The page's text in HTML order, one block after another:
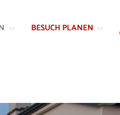
Inhalt
NavigationBESUCH PLANEN